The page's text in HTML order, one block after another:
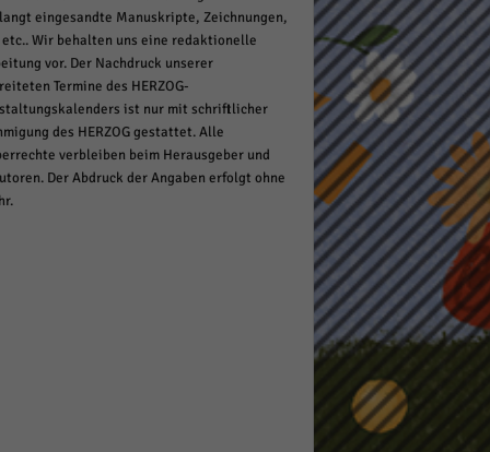
eingesandte Manuskripte, Zeichnungen,
etc.. Wir behalten uns eine redaktionelle
vor. Der Nachdruck unserer
Termine des HERZOG-
ist nur mit schriftlicher
des HERZOG gestattet. Alle
verbleiben beim Herausgeber und
Der Abdruck der Angaben erfolgt ohne